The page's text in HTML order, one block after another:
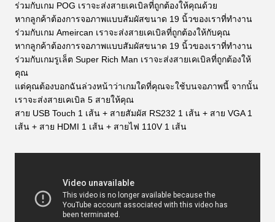
ร่วมกับเกม POG เราจะส่งสายเคเบิลที่ถูกต้องให้คุณด้วย
หากลูกค้าต้องการจอภาพแบบสัมผัสขนาด 19 นิ้วของเราที่ทำงาน
ร่วมกับเกม Ameircan เราจะส่งสายเคเบิลที่ถูกต้องให้กับคุณ
หากลูกค้าต้องการจอภาพแบบสัมผัสขนาด 19 นิ้วของเราที่ทำงาน
ร่วมกับเกมรูเล็ต Super Rich Man เราจะส่งสายเคเบิลที่ถูกต้องให้
คุณ
แต่คุณต้องบอกฉันล่วงหน้าว่าเกมใดที่คุณจะใช้บนจอภาพนี้ จากนั้น
เราจะส่งสายเคเบิล 5 สายให้คุณ
สาย USB Touch 1 เส้น + สายสัมผัส RS232 1 เส้น + สาย VGA 1
เส้น + สาย HDMI 1 เส้น + สายไฟ 110V 1 เส้น